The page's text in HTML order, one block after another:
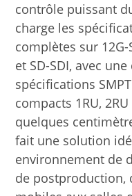
contrôle puissant
charge les
complètes sur 12G-
et SD-SDI, avec
spécifications
compacts 1RU,
quelques
fait une solution
environnement de
de postproduction,